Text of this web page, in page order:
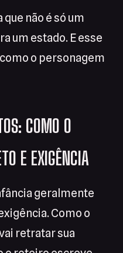
não é só um
um estado. E esse
o personagem
COMO O
E EXIGÊNCIA
geralmente
Como o
retratar sua